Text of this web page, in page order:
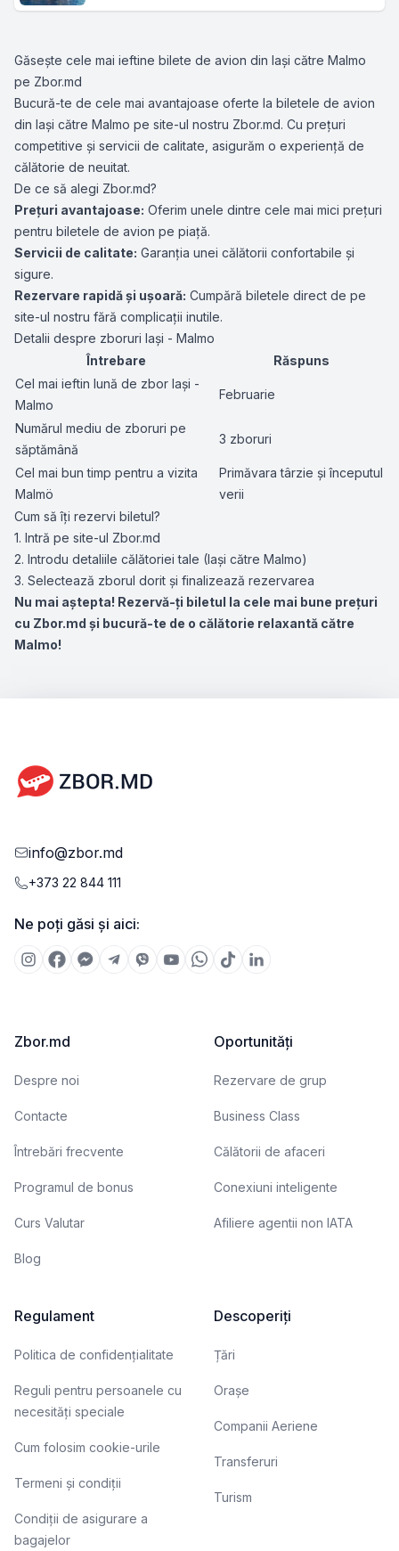
Găsește cele mai ieftine bilete de avion din Iași către Malmo
pe Zbor.md
Bucură-te de cele mai avantajoase oferte la biletele de avion
din Iași către Malmo pe site-ul nostru Zbor.md. Cu prețuri
competitive și servicii de calitate, asigurăm o experiență de
călătorie de neuitat.
De ce să alegi Zbor.md?
Prețuri avantajoase: Oferim unele dintre cele mai mici prețuri
pentru biletele de avion pe piață.
Servicii de calitate: Garanția unei călătorii confortabile și
sigure.
Rezervare rapidă și ușoară: Cumpără biletele direct de pe
site-ul nostru fără complicații inutile.
Detalii despre zboruri Iași - Malmo
Întrebare
Răspuns
Cel mai ieftin lună de zbor Iași -
Malmo
Februarie
Numărul mediu de zboruri pe
săptămână
3 zboruri
Cel mai bun timp pentru a vizita
Malmö
Primăvara târzie și începutul
verii
Cum să îți rezervi biletul?
1. Intră pe site-ul Zbor.md
2. Introdu detaliile călătoriei tale (Iași către Malmo)
3. Selectează zborul dorit și finalizează rezervarea
Nu mai aștepta! Rezervă-ți biletul la cele mai bune prețuri
cu Zbor.md și bucură-te de o călătorie relaxantă către
Malmo!
info@zbor.md
+373 22 844 111
Ne poți găsi și aici:
Zbor.md
Despre noi
Contacte
Întrebări frecvente
Programul de bonus
Curs Valutar
Blog
Oportunități
Rezervare de grup
Business Class
Călătorii de afaceri
Conexiuni inteligente
Afiliere agentii non IATA
Regulament
Politica de confidențialitate
Reguli pentru persoanele cu
necesități speciale
Cum folosim cookie-urile
Termeni și condiții
Condiții de asigurare a
bagajelor
Descoperiți
Țări
Orașe
Companii Aeriene
Transferuri
Turism